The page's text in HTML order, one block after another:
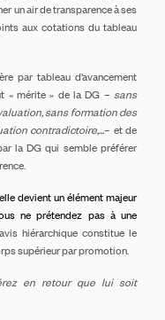
un air de transparence à ses
aux cotations du tableau
par tableau d’avancement
« mérite » de la DG –sans
sans formation des
contradictoire,...– et de
la DGqui semble préférer
.
devient un élément majeur
ne prétendez pas à une
hiérarchique constitue le
supérieur par promotion.
en retour que lui soit